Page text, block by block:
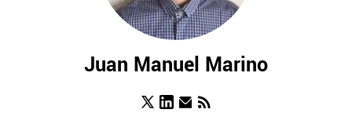
Juan Manuel Marino